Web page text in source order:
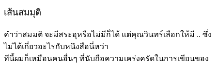
เส้นสมมุติ
คำว่าสมมติ จะมีสระอุหรือไม่มีก็ได้ แต่คุณวินทร์เลือกให้มี .. ซึ่ง
ไม่ได้เกี่ยวอะไรกับหนึงสือนี่หว่า
ทีนี้ผมก็เหมือนคนอื่นๆ ที่นับถือความเคร่งครัดในการเขียนของ